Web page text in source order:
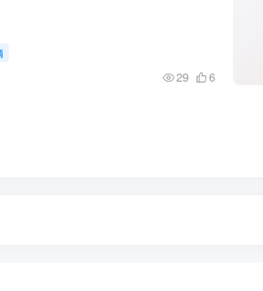
29 6